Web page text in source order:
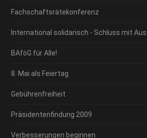
Fachschaftsrätekonferenz
International solidarisch - Schluss mit
BAföG für Alle!
8. Mai als Feiertag
Gebührenfreiheit
Präsidentenfindung 2009
Verbesserungen beginnen